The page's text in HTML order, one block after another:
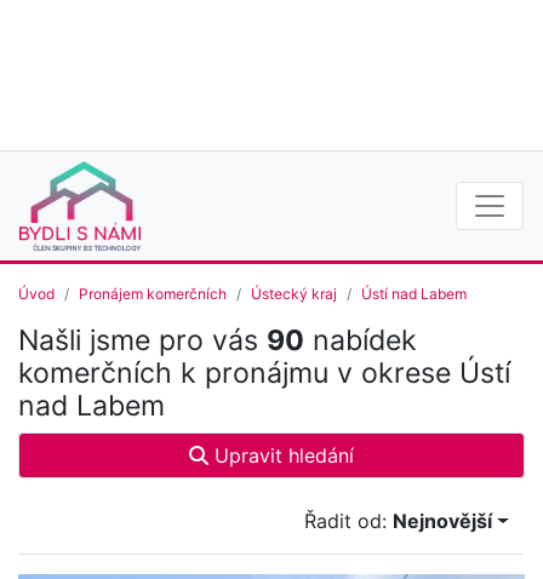
Úvod Pronájem komerčních Ústecký kraj Ústí nad Labem
Našli jsme pro vás 90 nabídek
komerčních k pronájmu v okrese Ústí
nad Labem
Upravit hledání
Řadit od: Nejnovější